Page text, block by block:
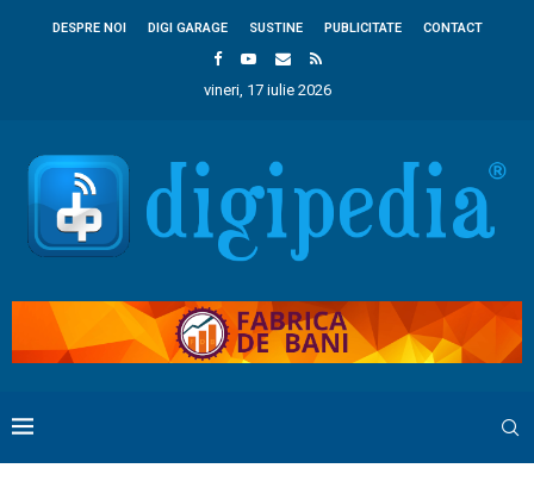
DESPRE NOI DIGI GARAGE SUSTINE PUBLICITATE CONTACT
vineri, 17 iulie 2026